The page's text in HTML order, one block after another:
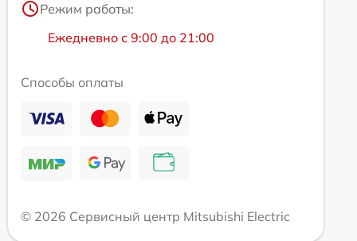
Режим работы:
Ежедневно с 9:00 до 21:00
Способы оплаты
© 2026 Сервисный центр Mitsubishi Electric